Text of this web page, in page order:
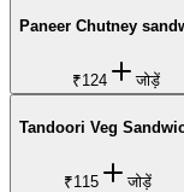
Paneer Chutney
₹124 जोड़ें
Tandoori Veg
₹115 जोड़ें